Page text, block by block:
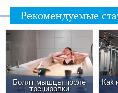
Рекомендуемые
Болят мышцы после
тренировки
Как